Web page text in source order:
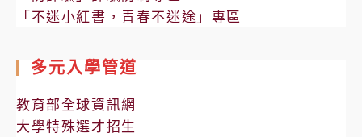
「不迷小紅書，青春不迷途」專區
多元入學管道
教育部全球資訊網
大學特殊選才招生